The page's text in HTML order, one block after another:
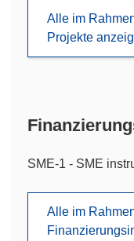
Alle im
Projekte
SME-1 - SME
Alle im